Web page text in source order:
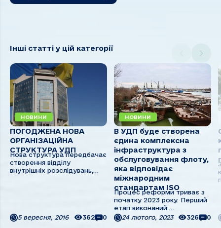
Інші статті у цій категорії
НОВИНИ
ПОГОДЖЕНА НОВА
ОРГАНІЗАЦІЙНА
СТРУКТУРА УДП
Нова структура передбачає
створення відділу
внутрішніх розслідувань,
запобігання корупції та
5 вересня, 2016 362 0
НОВИНИ
В УДП буде створена
єдина комплексна
інфраструктура з
обслуговування флоту,
яка відповідає
міжнародним
стандартам ISO
Процес реформи триває з
початку 2023 року. Перший
етап виконаний:
реорганізований «Підмінний
екіпаж». Роботи із
24 лютого, 2023 326 0